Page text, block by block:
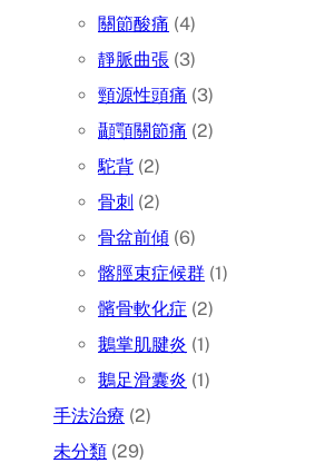
關節酸痛 (4)
靜脈曲張 (3)
頸源性頭痛 (3)
顳顎關節痛 (2)
駝背 (2)
骨刺 (2)
骨盆前傾 (6)
髂脛束症候群 (1)
髕骨軟化症 (2)
鵝掌肌腱炎 (1)
鵝足滑囊炎 (1)
手法治療 (2)
未分類 (29)